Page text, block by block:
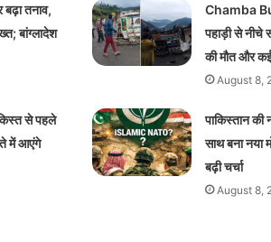
तनाव,
बांग्लादेश
Chamba
पहाड़ी से नीचे
की मौत और
August 8,
से पहले
में आएंगे
पाकिस्तान की
साथ बना नया
बढ़ी चर्चा
August 8,